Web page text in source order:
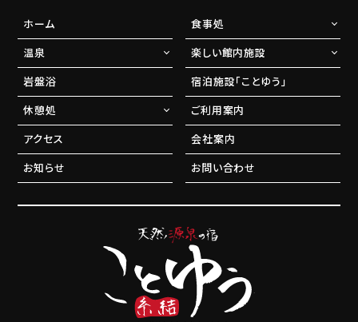
ホーム
温泉
岩盤浴
休憩処
食事処
楽しい館内施設
宿泊施設「ことゆう」
ご利用案内
アクセス
会社案内
お知らせ
お問い合わせ